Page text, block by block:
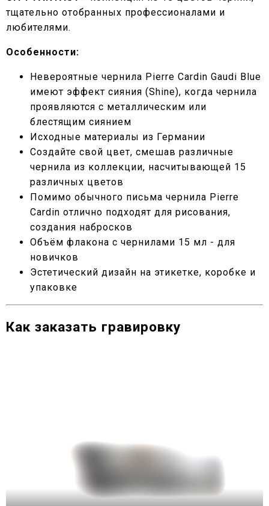
тщательно отобранных профессионалами и
любителями.
Особенности:
Невероятные чернила Pierre Cardin Gaudi Blue
имеют эффект сияния (Shine), когда чернила
проявляются с металлическим или
блестящим сиянием
Исходные материалы из Германии
Создайте свой цвет, смешав различные
чернила из коллекции, насчитывающей 15
различных цветов
Помимо обычного письма чернила Pierre
Cardin отлично подходят для рисования,
создания набросков
Объём флакона с чернилами 15 мл - для
новичков
Эстетический дизайн на этикетке, коробке и
упаковке
Как заказать гравировку